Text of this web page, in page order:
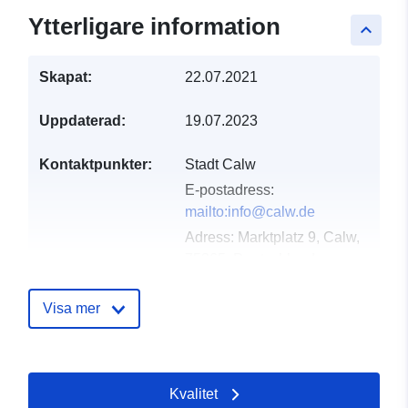
keyboard_arrow_up
Ytterligare information
Skapat: 22.07.2021
Uppdaterad: 19.07.2023
Kontaktpunkter:
Stadt Calw
E-postadress:
mailto:info@calw.de
Adress: Marktplatz 9, Calw,
February 2026
Uppdaterad på data.europa.eu:
Visa mer
Kvalitet